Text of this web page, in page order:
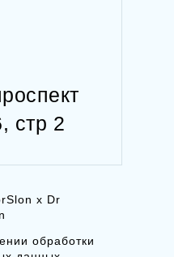
обработки
x Dr
стр 2